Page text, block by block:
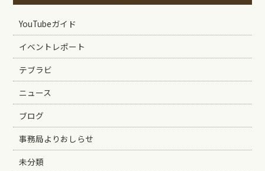
YouTubeガイド
イベントレポート
テブラビ
ニュース
ブログ
事務局よりおしらせ
未分類